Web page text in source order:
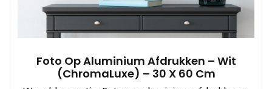
Foto Op Aluminium Afdrukken – Wit
(ChromaLuxe) – 30 X 60 Cm